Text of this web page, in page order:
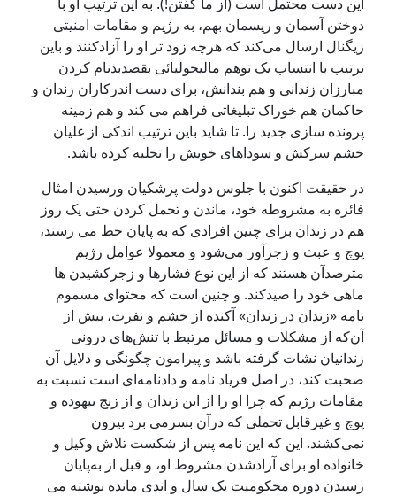
آسمان و ریسمان بهم، به رژیم و مقامات امنیتی
ارسال‌ می‌کند که هرچه زود تر او را آزادکنند و باین
با انتساب یک توهم مالیخولیائی بقصدبدنام کردن
زندانی و هم بندانش، برای دست اندرکاران زندان و
هم خوراک تبلیغاتی فراهم ‌می کند و هم زمینه
سازی جدید را. تا شاید باین ترتیب اندکی از غلیان
سرکش و سوداهای خویش را تخلیه کرده باشد.
حقیقت اکنون با جلوس دولت پزشکیان ورسیدن امثال
به مشروطه خود، ماندن و تحمل کردن حتی یک روز
در زندان برای چنین افرادی که به پایان خط می رسند،
و عبث و زجرآور می‌شود و معمولا عوامل رژیم
هستند که از این نوع فشارها و زجرکشیدن ها
خود را صیدکند. و چنین است که محتوای مسموم
«زندان در زندان» آکنده از خشم و نفرت، بیش از
از مشکلات و مسائل مرتبط با تنش‌های درونی
نشات گرفته باشد و پیرامون چگونگی و دلایل آن
کند، در اصل فریاد نامه و دادنامه‌ای است نسبت به
رژیم که چرا او را از این زندان و از زنج بیهوده و
و غیرقابل تحملی که درآن بسرمی برد بیرون
این که این نامه پس از شکست تلاش وکیل و
او برای آزادشدن مشروط او، و قبل از به‌پایان
دوره محکومیت یک سال و اندی مانده نوشته می